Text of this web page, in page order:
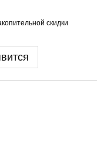
скидки